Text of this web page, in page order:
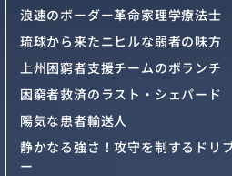
浪速のボーダー革命家理学療法士
琉球から来たニヒルな弱者の味方
上州困窮者支援チームのボランチ
困窮者救済のラスト・シェパード
陽気な患者輸送人
静かなる強さ！攻守を制するドリ
ー